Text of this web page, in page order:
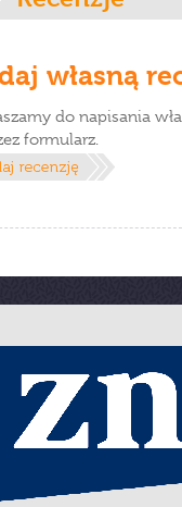
własną
do napisania
formularz.